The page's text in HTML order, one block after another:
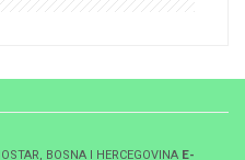
BOSNA I HERCEGOVINA E-